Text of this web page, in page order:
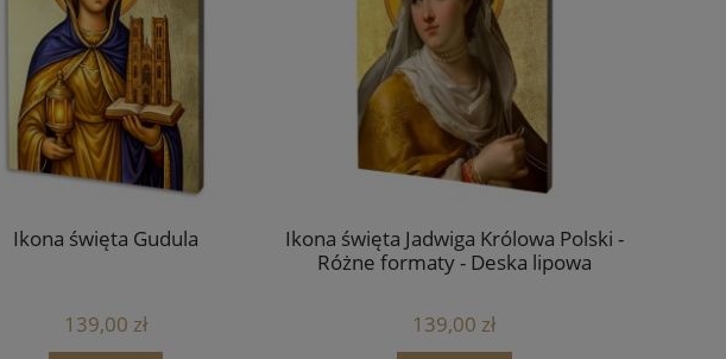
Ikona święta Gudula
139,00 zł
Ikona święta Jadwiga Królowa Polski -
Różne formaty - Deska lipowa
139,00 zł